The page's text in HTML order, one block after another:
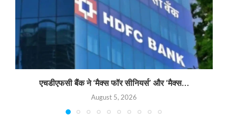
एचडीएफसी बैंक ने ‘मैक्स फॉर सीनियर्स’ और ‘मैक्स...
August 5, 2026